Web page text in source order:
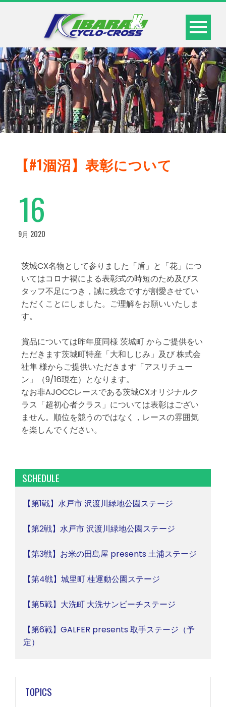
【#1涸沼】表彰について
16
9月 2020
茨城CX名物として参りました「盾」と「花」につ
いてはコロナ禍による表彰式の時短のため及びス
タッフ不足につき，誠に残念ですが割愛させてい
ただくことにしました。ご理解をお願いいたしま
す。
賞品については昨年度同様 茨城町 からご提供をい
ただきます茨城町特産「大和しじみ」及び 株式会
社隼 様からご提供いただきます「アスリチュー
ン」（9/16現在）となります。
なお非AJOCCレースである茨城CXオリジナルク
ラス「超初心者クラス」については表彰はござい
ません。順位を競うのではなく，レースの雰囲気
を楽しんでください。
SCHEDULE
【第1戦】水戸市 沢渡川緑地公園ステージ
【第2戦】水戸市 沢渡川緑地公園ステージ
【第3戦】お米の田島屋 presents 土浦ステージ
【第4戦】城里町 桂運動公園ステージ
【第5戦】大洗町 大洗サンビーチステージ
【第6戦】GALFER presents 取手ステージ（予
定）
TOPICS